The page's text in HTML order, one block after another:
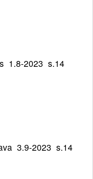
1.8-2023 s.14
3.9-2023 s.14